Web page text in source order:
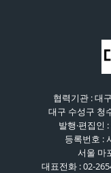
협력기관 : 대
대구 수성구 청
발행·편집인
등록번호 :
서울 마
대표전화 : 02-